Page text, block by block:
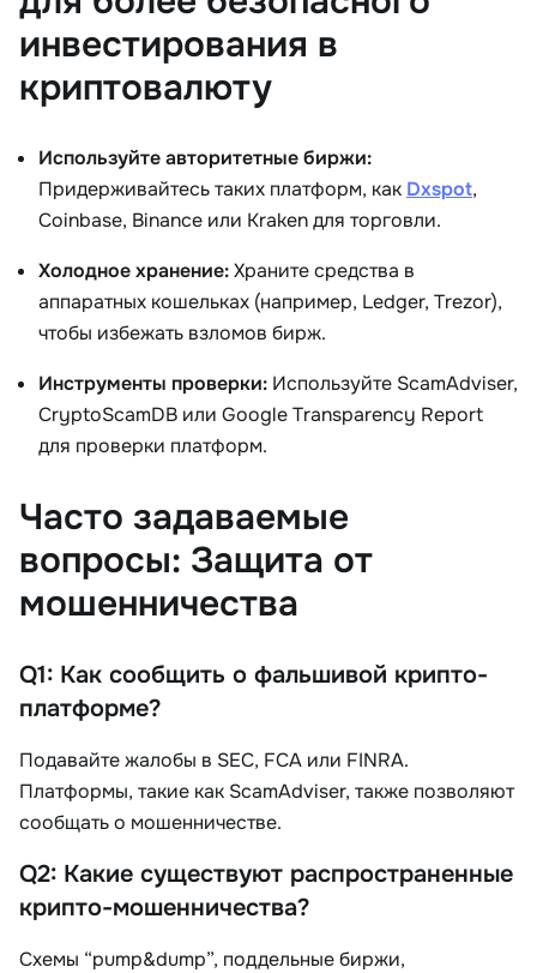
инвестирования в
криптовалюту
Используйте авторитетные биржи:
Придерживайтесь таких платформ, как Dxspot,
Coinbase, Binance или Kraken для торговли.
Холодное хранение:Храните средства в
аппаратных кошельках (например, Ledger, Trezor),
чтобы избежать взломов бирж.
Инструменты проверки: Используйте ScamAdviser,
CryptoScamDB или Google Transparency Report
для проверки платформ.
Часто задаваемые
вопросы: Защита от
мошенничества
Q1: Как сообщить о фальшивой крипто-
платформе?
Подавайте жалобы в SEC, FCA или FINRA.
Платформы, такие как ScamAdviser, также позволяют
сообщать о мошенничестве.
Q2: Какие существуют распространенные
крипто-мошенничества?
Схемы “pump&dump”, поддельные биржи,